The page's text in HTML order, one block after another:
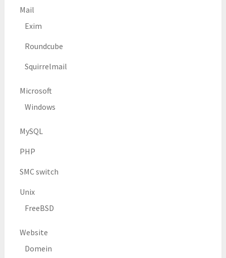
Mail
Exim
Roundcube
Squirrelmail
Microsoft
Windows
MySQL
PHP
SMC switch
Unix
FreeBSD
Website
Domein